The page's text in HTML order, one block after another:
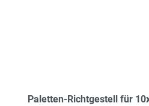
Paletten-Richtgestell für